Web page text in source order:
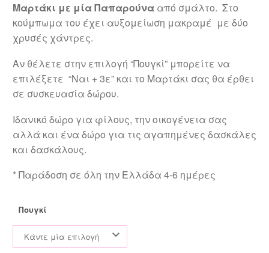
Μαρτάκι με μία Παπαρούνα από σμάλτο. Στο
κούμπωμα του έχει αυξομείωση μακραμέ με δύο
χρυσές χάντρες.
Αν θέλετε στην επιλογή “Πουγκί” μπορείτε να
επιλέξετε “Ναι + 3ε” και το Μαρτάκι σας θα έρθει
σε συσκευασία δώρου.
Ιδανικό δώρο για φίλους, την οικογένεια σας
αλλά και ένα δώρο για τις αγαπημένες δασκάλες
και δασκάλους.
* Παράδοση σε όλη την Ελλάδα 4-6 ημέρες
Πουγκί
Κάντε μία επιλογή